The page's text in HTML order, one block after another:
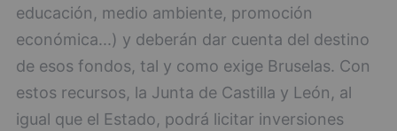
educación, medio ambiente, promoción
económica...) y deberán dar cuenta del destino
de esos fondos, tal y como exige Bruselas. Con
estos recursos, la Junta de Castilla y León, al
igual que el Estado, podrá licitar inversiones